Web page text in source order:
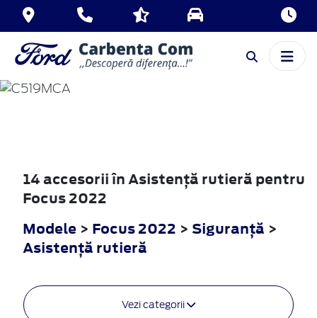
FOCUS
14 accesorii în Asistenţă rutieră pentru
Focus 2022
Modele > Focus 2022 > Siguranţă >
Asistenţă rutieră
Vezi categorii